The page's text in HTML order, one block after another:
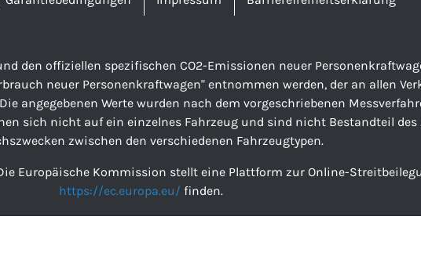
den offiziellen spezifischen CO2-Emissionen neuer
neuer Personenkraftwagen" entnommen werden, der an allen
angegebenen Werte wurden nach dem vorgeschriebenen
sich nicht auf ein einzelnes Fahrzeug und sind nicht Bestandteil
zwischen den verschiedenen Fahrzeugtypen.
Europäische Kommission stellt eine Plattform zur Online-
https://ec.europa.eu/ finden.